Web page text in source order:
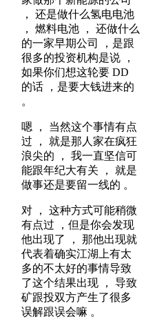
， 还是做什么氢电电池
， 燃料电池 ， 还做什么
的一家早期公司 ，是跟
很多的投资机构是说 ，
如果你们想这轮要 DD
的话 ，是要大钱进来的
。
嗯 ， 当然这个事情有点
过 ， 就是那人家在疯狂
浪尖的 ， 我一直坚信可
能跟年纪大有关 ， 就是
做事还是要留一线的 。
对 ， 这种方式可能稍微
有点过 ，但是你会发现
他出现了 ， 那他出现就
代表着确实江湖上有太
多的不太好的事情导致
了这个结果出现 ， 导致
矿跟投双方产生了很多
误解跟误会嘛 。